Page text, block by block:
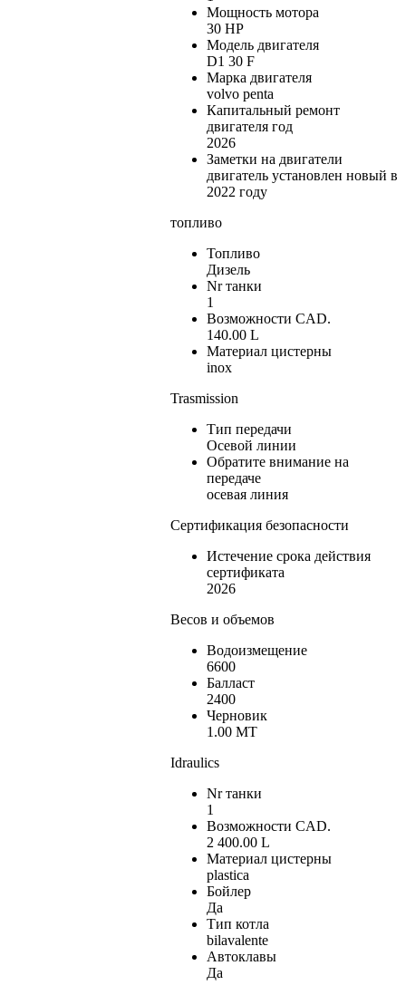
Мощность мотора
30 HP
Модель двигателя
D1 30 F
Марка двигателя
volvo penta
Капитальный ремонт
двигателя год
2026
Заметки на двигатели
двигатель установлен новый в
2022 году
топливо
Топливо
Дизель
Nr танки
1
Возможности CAD.
140.00 L
Материал цистерны
inox
Trasmission
Тип передачи
Осевой линии
Обратите внимание на
передаче
осевая линия
Сертификация безопасности
Истечение срока действия
сертификата
2026
Весов и объемов
Водоизмещение
6600
Балласт
2400
Черновик
1.00 MT
Idraulics
Nr танки
1
Возможности CAD.
2 400.00 L
Материал цистерны
plastica
Бойлер
Да
Тип котла
bilavalente
Автоклавы
Да